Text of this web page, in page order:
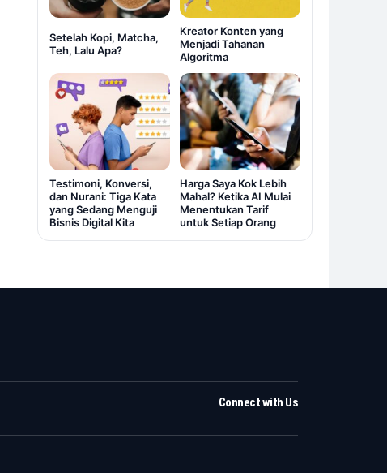
Setelah Kopi, Matcha,
Teh, Lalu Apa?
Kreator Konten yang
Menjadi Tahanan
Algoritma
Testimoni, Konversi,
dan Nurani: Tiga Kata
yang Sedang Menguji
Bisnis Digital Kita
Harga Saya Kok Lebih
Mahal? Ketika AI Mulai
Menentukan Tarif
untuk Setiap Orang
Connect with Us